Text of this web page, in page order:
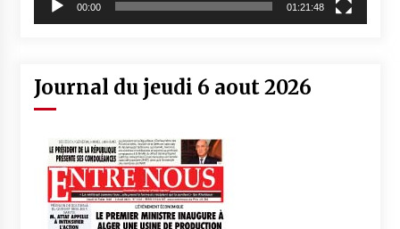
00:00 01:21:48
Journal du jeudi 6 aout 2026